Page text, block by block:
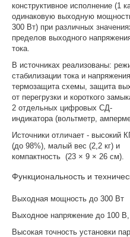
конструктивное исполнение (1
одинаковую выходную
300 Вт) при различных
пределов выходного
тока.
В источниках реализованы:
стабилизации тока и
термозащита схемы, защита
от перегрузки и короткого
2 отдельных цифровых СД-
индикатора (вольтметр,
Источники отличает - высокий
(до 98%), малый вес (2,2 кг) и
компактность (23 × 9 × 26 см).
Функциональность и
Выходная мощность до 300 Вт
Выходное напряжение до 100
Высокая точность установки